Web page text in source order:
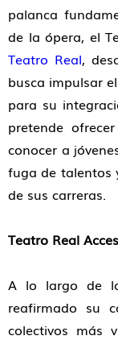
palanca
de la ópera, el
Teatro Real,
busca impulsar
para su
pretende
conocer a
fuga de talentos
de sus carreras.
Teatro Real
A lo largo de
reafirmado su
colectivos más